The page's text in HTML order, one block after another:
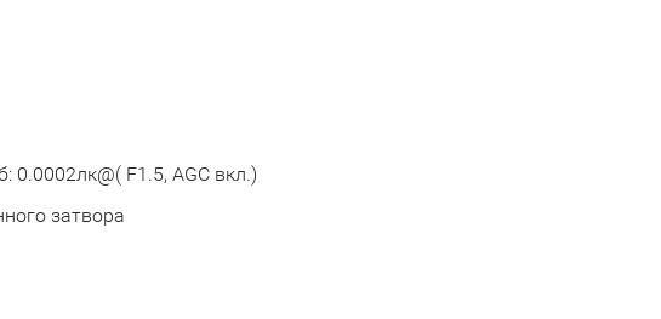
0.0002лк@( F1.5, AGC вкл.)
затвора